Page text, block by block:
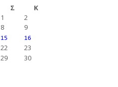
Σ
Κ
1
2
8 9
15
16
22 23
29 30